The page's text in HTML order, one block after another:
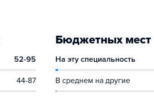
52-95
44-87
Бюджетных мест
На эту специальность
В среднем на другие